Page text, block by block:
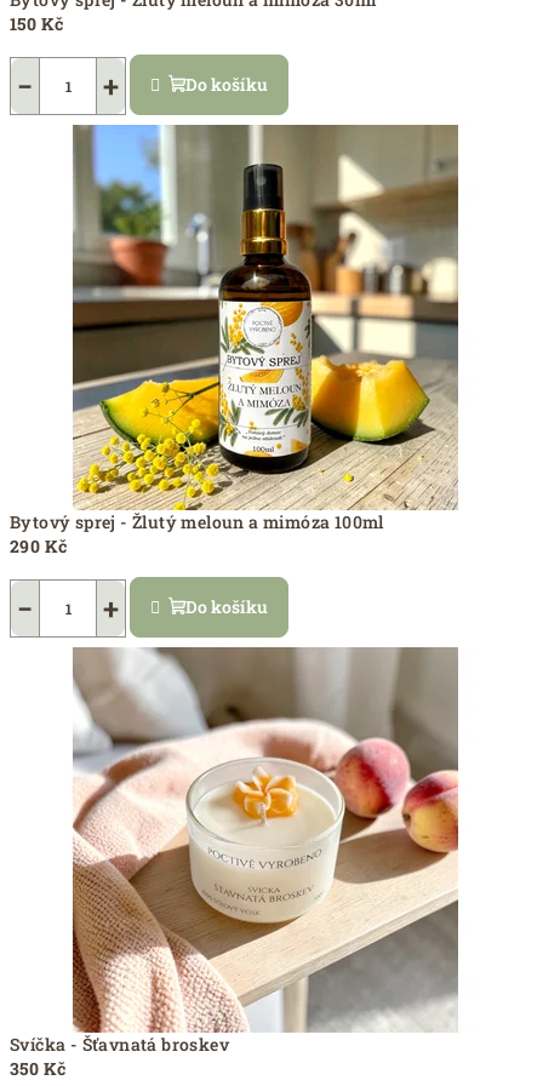
150 Kč
+
− Do košíku
Bytový sprej - Žlutý meloun a mimóza 100ml
290 Kč
+
− Do košíku
Svíčka - Šťavnatá broskev
350 Kč